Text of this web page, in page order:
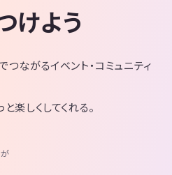
けよう
ながるイベント・コミュニティ
楽しくしてくれる。